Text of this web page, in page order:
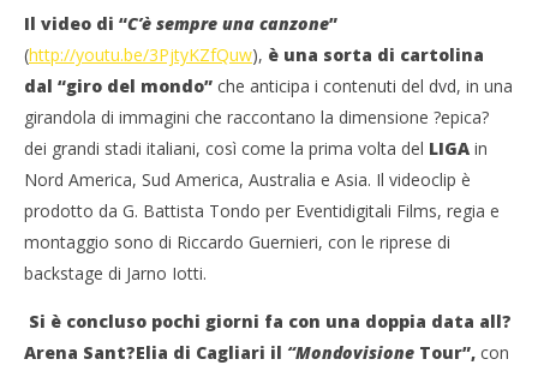
Il video di “C’è sempre una canzone”
(http://youtu.be/3PjtyKZfQuw), è una sorta di cartolina
dal “giro del mondo” che anticipa i contenuti del dvd, in una
girandola di immagini che raccontano la dimensione ?epica?
dei grandi stadi italiani, così come la prima volta del LIGA in
Nord America, Sud America, Australia e Asia. Il videoclip è
prodotto da G. Battista Tondo per Eventidigitali Films, regia e
montaggio sono di Riccardo Guernieri, con le riprese di
backstage di Jarno Iotti.
Si è concluso pochi giorni fa con una doppia data all?
Arena Sant?Elia di Cagliari il “Mondovisione Tour”, con